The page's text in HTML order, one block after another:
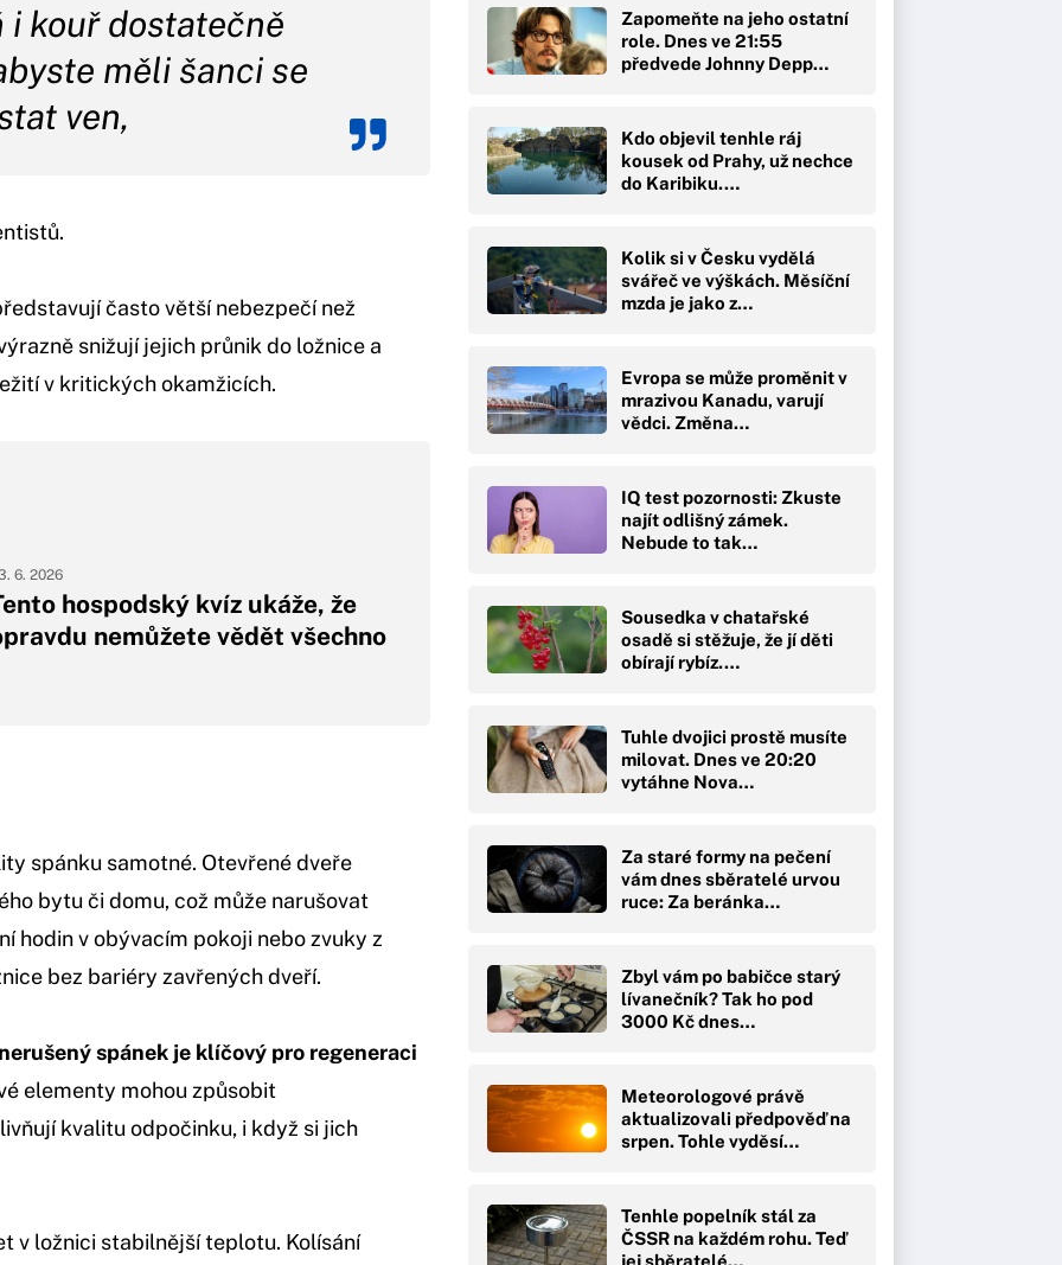
i kouř dostatečně
měli šanci se
ven,
často větší nebezpečí než
snižují jejich průnik do ložnice a
v kritických okamžicích.
hospodský kvíz ukáže, že
nemůžete vědět všechno
6. 2026
spánku samotné. Otevřené dveře
bytu či domu, což může narušovat
hodin v obývacím pokoji nebo zvuky z
bez bariéry zavřených dveří.
nerušený spánek je klíčový pro regeneraci
elementy mohou způsobit
kvalitu odpočinku, i když si jich
v ložnici stabilnější teplotu. Kolísání
Zapomeňte na jeho ostatní
role. Dnes ve 21:55
předvede Johnny Depp…
Kdo objevil tenhle ráj
kousek od Prahy, už nechce
do Karibiku.…
Kolik si v Česku vydělá
svářeč ve výškách. Měsíční
mzda je jako z…
Evropa se může proměnit v
mrazivou Kanadu, varují
vědci. Změna…
IQ test pozornosti: Zkuste
najít odlišný zámek.
Nebude to tak…
Sousedka v chatařské
osadě si stěžuje, že jí děti
obírají rybíz.…
Tuhle dvojici prostě musíte
milovat. Dnes ve 20:20
vytáhne Nova…
Za staré formy na pečení
vám dnes sběratelé urvou
ruce: Za beránka…
Zbyl vám po babičce starý
lívanečník? Tak ho pod
3000 Kč dnes…
Meteorologové právě
aktualizovali předpověď na
srpen. Tohle vyděsí…
Tenhle popelník stál za
ČSSR na každém rohu. Teď
jej sběratelé…